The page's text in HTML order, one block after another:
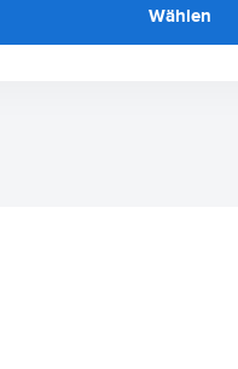
Wählen